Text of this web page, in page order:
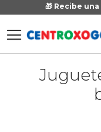
🎁 Recibe
Ir